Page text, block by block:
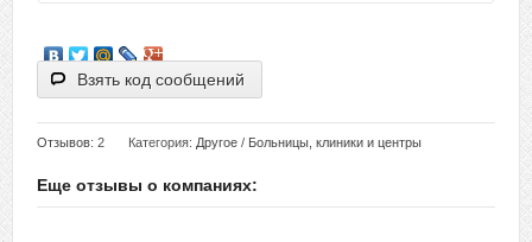
Взять код сообщений
Отзывов: 2 Категория: Другое / Больницы, клиники и центры
Еще отзывы о компаниях: